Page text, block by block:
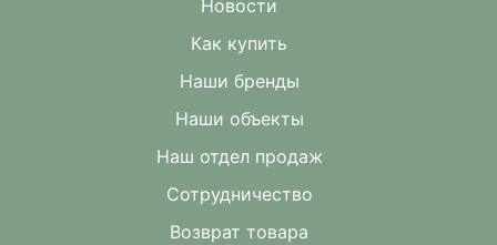
Новости
Как купить
Наши бренды
Наши объекты
Наш отдел продаж
Сотрудничество
Возврат товара